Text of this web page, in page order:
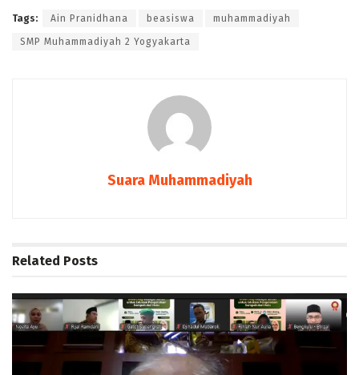
Tags: Ain Pranidhana beasiswa muhammadiyah
SMP Muhammadiyah 2 Yogyakarta
Suara Muhammadiyah
Related Posts